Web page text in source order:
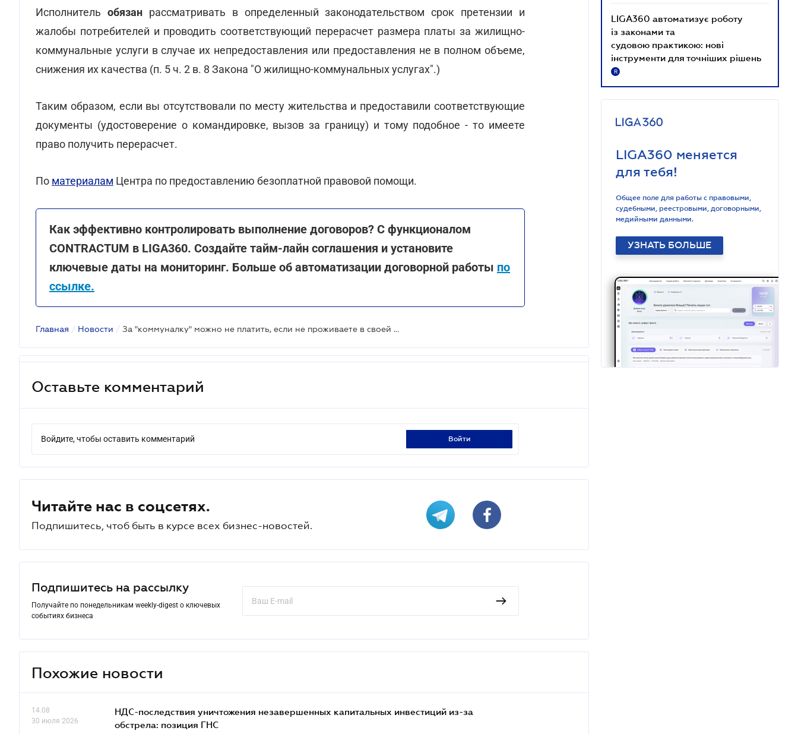
Исполнитель обязан рассматривать в определенный законодательством срок претензии и
жалобы потребителей и проводить соответствующий перерасчет размера платы за жилищно-
коммунальные услуги в случае их непредоставления или предоставления не в полном объеме,
снижения их качества (п. 5 ч. 2 в. 8 Закона "О жилищно-коммунальных услугах".)
Таким образом, если вы отсутствовали по месту жительства и предоставили соответствующие
документы (удостоверение о командировке, вызов за границу) и тому подобное - то имеете
право получить перерасчет.
По материалам Центра по предоставлению безоплатной правовой помощи.
Как эффективно контролировать выполнение договоров? С функционалом
CONTRACTUM в LIGA360. Создайте тайм-лайн соглашения и установите
ключевые даты на мониторинг. Больше об автоматизации договорной работы по
ссылке.
Главная / Новости / За "коммуналку" можно не платить, если не проживаете в своей квартире: как это реализовать
Оставьте комментарий
Войдите, чтобы оставить комментарий войти
Читайте нас в соцсетях.
Подпишитесь, чтоб быть в курсе всех бизнес-новостей.
Подпишитесь на рассылку
Получайте по понедельникам weekly-digest о ключевых
событиях бизнеса
Похожие новости
14.08
30 июля 2026
НДС-последствия уничтожения незавершенных капитальных инвестиций из-за
обстрела: позиция ГНС
LIGA360 автоматизує роботу
із законами та
судовою практикою: нові
інструменти для точніших рішень
R
LIGA360 меняется
для тебя!
Общее поле для работы с правовыми,
судебными, реестровыми, договорными,
медийными данными.
УЗНАТЬ БОЛЬШЕ